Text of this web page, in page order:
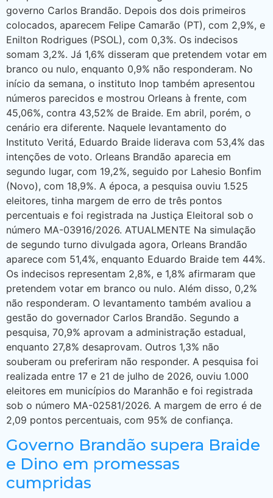
governo Carlos Brandão. Depois dos dois primeiros
colocados, aparecem Felipe Camarão (PT), com 2,9%, e
Enilton Rodrigues (PSOL), com 0,3%. Os indecisos
somam 3,2%. Já 1,6% disseram que pretendem votar em
branco ou nulo, enquanto 0,9% não responderam. No
início da semana, o instituto Inop também apresentou
números parecidos e mostrou Orleans à frente, com
45,06%, contra 43,52% de Braide. Em abril, porém, o
cenário era diferente. Naquele levantamento do
Instituto Veritá, Eduardo Braide liderava com 53,4% das
intenções de voto. Orleans Brandão aparecia em
segundo lugar, com 19,2%, seguido por Lahesio Bonfim
(Novo), com 18,9%. A época, a pesquisa ouviu 1.525
eleitores, tinha margem de erro de três pontos
percentuais e foi registrada na Justiça Eleitoral sob o
número MA-03916/2026. ATUALMENTE Na simulação
de segundo turno divulgada agora, Orleans Brandão
aparece com 51,4%, enquanto Eduardo Braide tem 44%.
Os indecisos representam 2,8%, e 1,8% afirmaram que
pretendem votar em branco ou nulo. Além disso, 0,2%
não responderam. O levantamento também avaliou a
gestão do governador Carlos Brandão. Segundo a
pesquisa, 70,9% aprovam a administração estadual,
enquanto 27,8% desaprovam. Outros 1,3% não
souberam ou preferiram não responder. A pesquisa foi
realizada entre 17 e 21 de julho de 2026, ouviu 1.000
eleitores em municípios do Maranhão e foi registrada
sob o número MA-02581/2026. A margem de erro é de
2,09 pontos percentuais, com 95% de confiança.
Governo Brandão supera Braide
e Dino em promessas
cumpridas